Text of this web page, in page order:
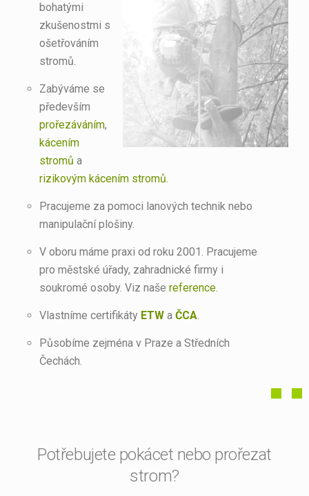
bohatými
zkušenostmi s
ošetřováním
stromů.
Zabýváme se
především
prořezáváním,
kácením
stromů a
rizikovým kácením stromů.
Pracujeme za pomoci lanových technik nebo
manipulační plošiny.
V oboru máme praxi od roku 2001. Pracujeme
pro městské úřady, zahradnické firmy i
soukromé osoby. Viz naše reference.
Vlastníme certifikáty ETWa ČCA.
Působíme zejména v Praze a Středních
Čechách.
Potřebujete pokácet nebo prořezat
strom?